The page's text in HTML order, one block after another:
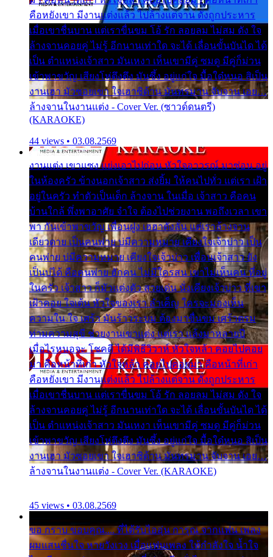
คือหยังเขา มีงานแต่งแล้ว ไปล้างแต่จาน ดั่งถูกประหาร
เมื่อเขาชื่นบาน แต่เราขื่นขม โอ้ รัก ลอยลม ไม่สม ดัง ใจ
ล้างจานคอยคู่ ไม่รู้ อีกนานเท่าใด จะได้ เลื่อนขั้นบันได ได้
เป็น ตำแหน่งเจ้าสาว มันเหงา เห็นเขามีคู่ ซมดู มีคู่ก็ม่วน
เข้าพาขวัญ เสียงโห่ตึงตึง มันซึ้ง อยู่แก่ใจ มื้อใด๋หนอ สิเป็น
งานเฮา มัวซอยเขา ใจเฮาซิด้าน มันทรมาน จับจาน เอย…
ล้างจานในงานแต่ง - Cover Ver. (ซาวด์ดนตรี)
(KARAOKE)
44 views • 03.08.2569
งานแต่ง เขาแซง แย่งเอาไปก่อน หัวใจอาวรณ์ มาซ่อน อยู่
ในห้องครัว ข้างนอกเจ้าสาว ส่งยิ้ม ให้คนไปทั่ว แต่เรา เฝ้า
อยู่ในครัว ทำตัวเป็นเด็ก ล้างจาน ในเมื่อ เจ้าสาว คือคน
บ้านใกล้ พึ่งพาอาศัย จำใจ ต้องไปช่วยงาน พอถึงเวลา เขา
พา กันเข้าพาขวัญ เพื่อนฝูง เฮฮาดังลั่น แต่เราล้างจาน
เดียวดาย เป็นคนพ่าย บ่มีความหมาย เคียงใจเจ้าบ่าว เป็น
คนพ่าย บ่มีความหมาย เคียงใจเจ้าบ่าว เพื่อนเจ้าสาว ยัง
เป็นบ่ได้ คือคนพ่าย ฮักคน ไม่มีใครสน เขาไม่เห็นคน ที่อยู่
ในครัว เจ้าสาว ก็มัวแต่งตัว สวยเด่น นั่งเคียงเจ้าบ่าว ที่เขา
เฝ้าคอย ใจเต้น หัวใจของเรา ลำเค็ญ ใครจะมองเห็น
ความใน ใจ เศร้า มันร้าวระบม ต้องมาขื่นขม เศร้าตรม
ท่ามความสุขี ช่วยงานเขาแต่ง แต่เรา แล้งมาหลายปี
เมื่อไรหนอจะ โชคดี ได้มีพิธีวิวาห์ หัวใจหล้า คอยไปคอย
มา คือหน้าที่เก่า หัวใจหล้า คอยไปคอยมา คือหน้าที่เก่า
คือหยังเขา มีงานแต่งแล้ว ไปล้างแต่จาน ดั่งถูกประหาร
เมื่อเขาชื่นบาน แต่เราขื่นขม โอ้ รัก ลอยลม ไม่สม ดัง ใจ
ล้างจานคอยคู่ ไม่รู้ อีกนานเท่าใด จะได้ เลื่อนขั้นบันได ได้
เป็น ตำแหน่งเจ้าสาว มันเหงา เห็นเขามีคู่ ซมดู มีคู่ก็ม่วน
เข้าพาขวัญ เสียงโห่ตึงตึง มันซึ้ง อยู่แก่ใจ มื้อใด๋หนอ สิเป็น
งานเฮา มัวซอยเขา ใจเฮาซิด้าน มันทรมาน จับจาน เอย…
ล้างจานในงานแต่ง - Cover Ver. (KARAOKE)
45 views • 03.08.2569
ขอ กราบ ขอบคุณ.... ที่ได้รับไออุ่น การุณ จากแฟน เพลง
ผมแสนชื่นใจ หายวังเวง เมื่อแฟนเพลง ให้กำลังใจ น้ำใจ